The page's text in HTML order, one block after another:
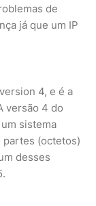
de
já que um IP
4, e é a
versão 4 do
sistema
(octetos)
desses